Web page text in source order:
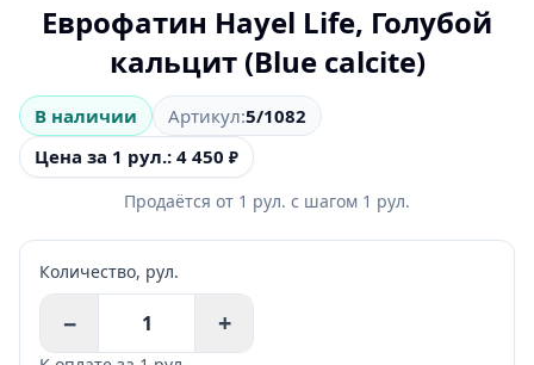
Еврофатин Hayel Life, Голубой
кальцит (Blue calcite)
В наличии Артикул:5/1082
Цена за 1 рул.: 4 450 ₽
Продаётся от 1 рул. с шагом 1 рул.
Количество, рул.
− +